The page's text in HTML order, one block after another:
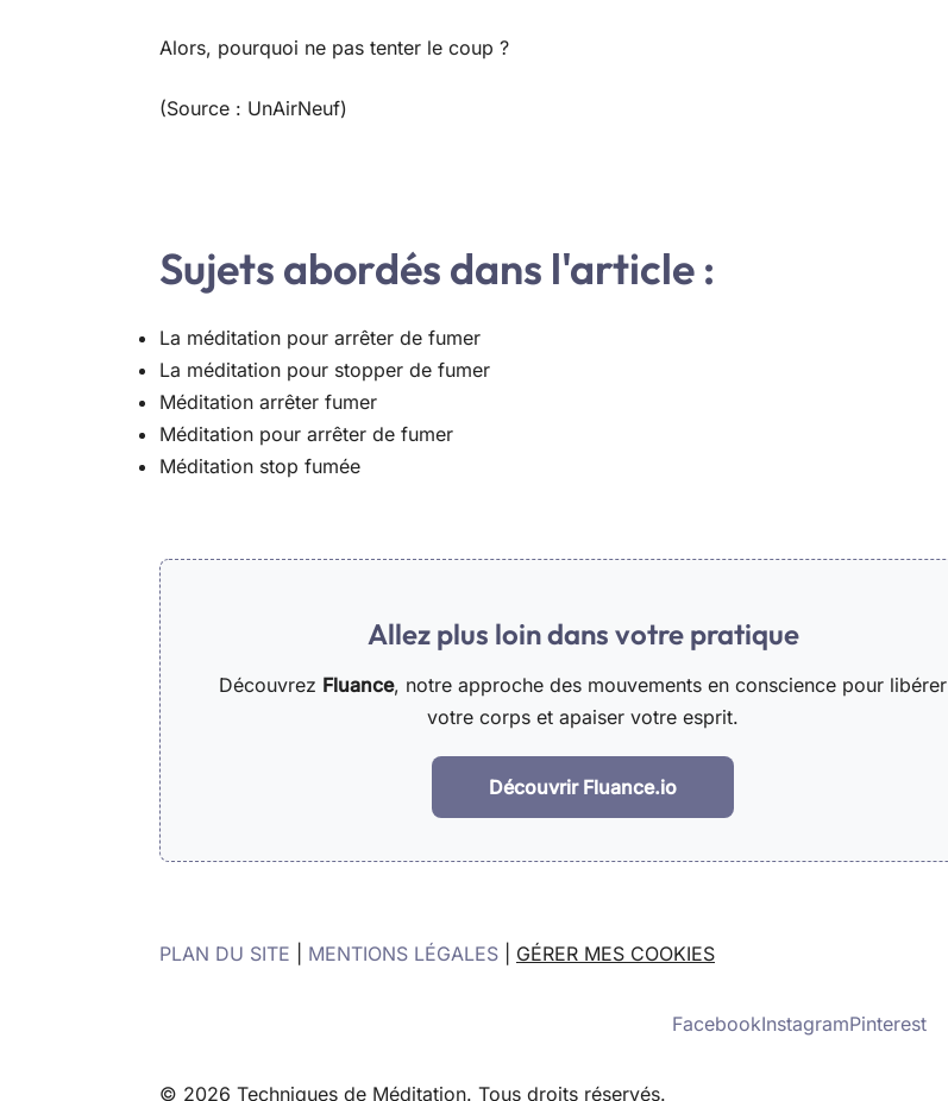
Alors, pourquoi ne pas tenter le coup ?
(Source : UnAirNeuf)
Sujets abordés dans l'article :
La méditation pour arrêter de fumer
La méditation pour stopper de fumer
Méditation arrêter fumer
Méditation pour arrêter de fumer
Méditation stop fumée
Allez plus loin dans votre pratique
Découvrez Fluance, notre approche des mouvements en conscience pour libérer
votre corps et apaiser votre esprit.
Découvrir Fluance.io
PLAN DU SITE MENTIONS LÉGALES GÉRER MES COOKIES
FacebookInstagramPinterest
© 2026 Techniques de Méditation. Tous droits réservés.